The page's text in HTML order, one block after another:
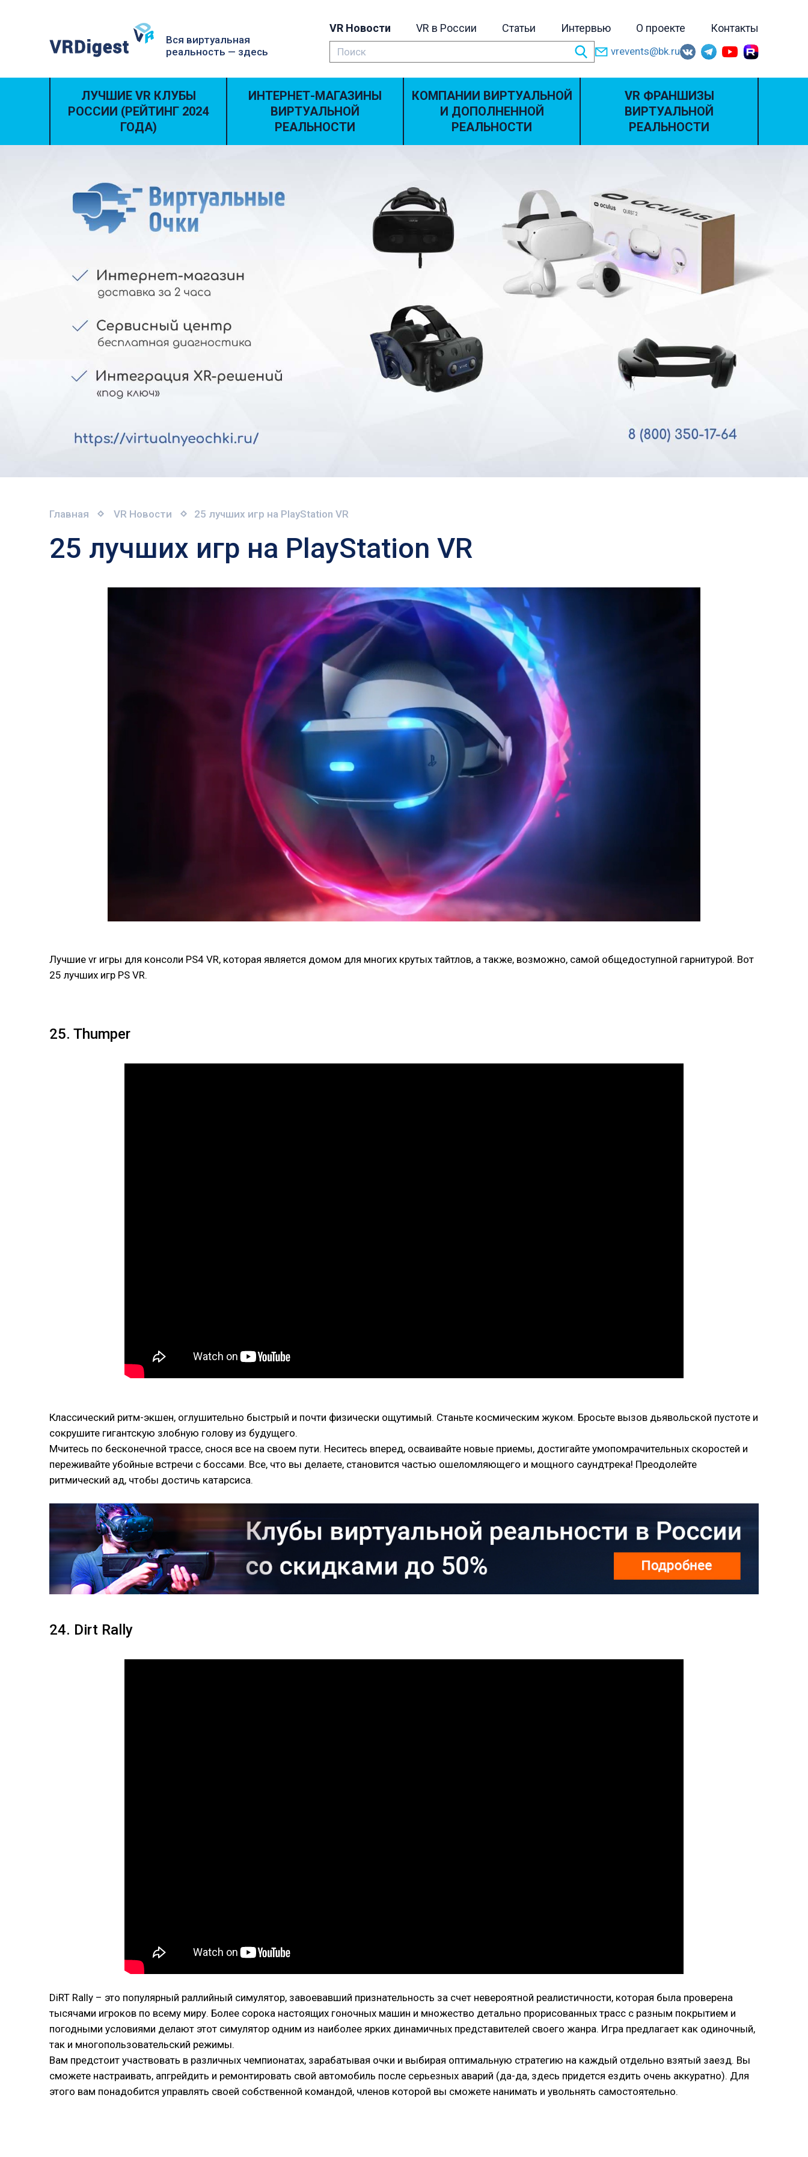
Вся виртуальная
реальность — здесь
VR Новости VR в России Статьи Интервью О проекте Контакты
vrevents@bk.ru
ЛУЧШИЕ VR КЛУБЫ
РОССИИ (РЕЙТИНГ 2024
ГОДА)
ИНТЕРНЕТ-МАГАЗИНЫ
ВИРТУАЛЬНОЙ
РЕАЛЬНОСТИ
КОМПАНИИ ВИРТУАЛЬНОЙ
И ДОПОЛНЕННОЙ
РЕАЛЬНОСТИ
VR ФРАНШИЗЫ
ВИРТУАЛЬНОЙ
РЕАЛЬНОСТИ
Главная VR Новости 25 лучших игр на PlayStation VR
25 лучших игр на PlayStation VR
Лучшие vr игры для консоли PS4 VR, которая является домом для многих крутых тайтлов, а также, возможно, самой общедоступной гарнитурой. Вот
25 лучших игр PS VR.
25. Thumper
Классический ритм-экшен, оглушительно быстрый и почти физически ощутимый. Станьте космическим жуком. Бросьте вызов дьявольской пустоте и
сокрушите гигантскую злобную голову из будущего.
Мчитесь по бесконечной трассе, снося все на своем пути. Неситесь вперед, осваивайте новые приемы, достигайте умопомрачительных скоростей и
переживайте убойные встречи с боссами. Все, что вы делаете, становится частью ошеломляющего и мощного саундтрека! Преодолейте
ритмический ад, чтобы достичь катарсиса.
24. Dirt Rally
DiRT Rally – это популярный раллийный симулятор, завоевавший признательность за счет невероятной реалистичности, которая была проверена
тысячами игроков по всему миру. Более сорока настоящих гоночных машин и множество детально прорисованных трасс с разным покрытием и
погодными условиями делают этот симулятор одним из наиболее ярких динамичных представителей своего жанра. Игра предлагает как одиночный,
так и многопользовательский режимы.
Вам предстоит участвовать в различных чемпионатах, зарабатывая очки и выбирая оптимальную стратегию на каждый отдельно взятый заезд. Вы
сможете настраивать, апгрейдить и ремонтировать свой автомобиль после серьезных аварий (да-да, здесь придется ездить очень аккуратно). Для
этого вам понадобится управлять своей собственной командой, членов которой вы сможете нанимать и увольнять самостоятельно.